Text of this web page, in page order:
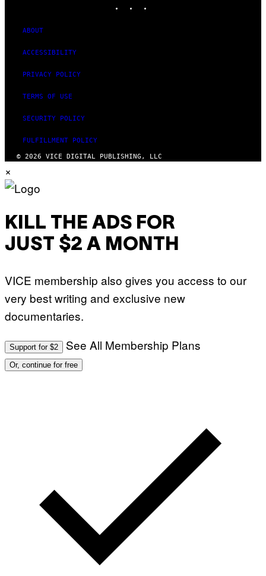
ABOUT
ACCESSIBILITY
PRIVACY POLICY
TERMS OF USE
SECURITY POLICY
FULFILLMENT POLICY
© 2026 VICE DIGITAL PUBLISHING, LLC
×
KILL THE ADS FOR
JUST $2 A MONTH
VICE membership also gives you access to our
very best writing and exclusive new
documentaries.
Support for $2 See All Membership Plans
Or, continue for free